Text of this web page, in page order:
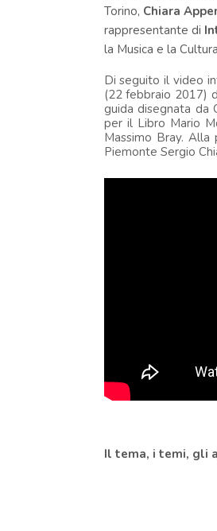
Torino, Chiara
rappresentante di
la Musica e la
Di seguito il video
(22 febbraio 2017)
guida disegnata da
per il Libro Mario
Massimo Bray.
Piemonte Sergio
Il tema, i temi, gli